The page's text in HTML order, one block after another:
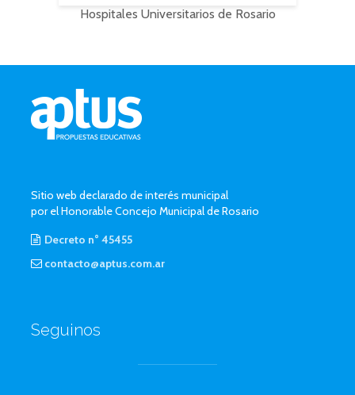
Hospitales Universitarios de Rosario
Sitio web declarado de interés municipal
por el Honorable Concejo Municipal de Rosario
Decreto n° 45455
contacto@aptus.com.ar
Seguinos